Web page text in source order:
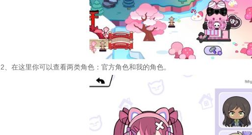
2、在这里你可以查看两类角色：官方角色和我的角色。